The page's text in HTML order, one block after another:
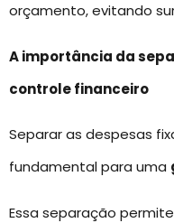
orçamento, evitando
A importância da
controle financeiro
Separar as despesas
fundamental para uma
Essa separação